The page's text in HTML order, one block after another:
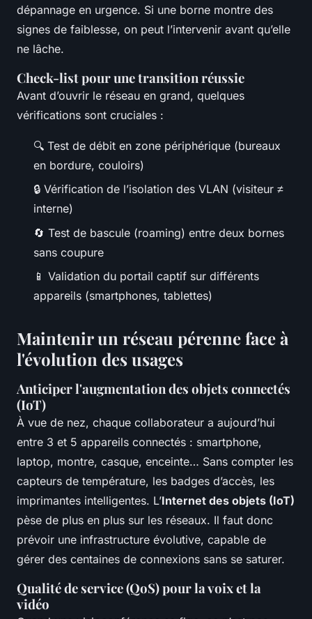
dépannage en urgence. Si une borne montre des
signes de faiblesse, on peut l’intervenir avant qu’elle
ne lâche.
Check-list pour une transition réussie
Avant d’ouvrir le réseau en grand, quelques
vérifications sont cruciales :
🔍 Test de débit en zone périphérique (bureaux
en bordure, couloirs)
🔒 Vérification de l’isolation des VLAN (visiteur ≠
interne)
🔄 Test de bascule (roaming) entre deux bornes
sans coupure
📱 Validation du portail captif sur différents
appareils (smartphones, tablettes)
Maintenir un réseau pérenne face à
l'évolution des usages
Anticiper l'augmentation des objets connectés
(IoT)
À vue de nez, chaque collaborateur a aujourd’hui
entre 3 et 5 appareils connectés : smartphone,
laptop, montre, casque, enceinte… Sans compter les
capteurs de température, les badges d’accès, les
imprimantes intelligentes. L’Internet des objets (IoT)
pèse de plus en plus sur les réseaux. Il faut donc
prévoir une infrastructure évolutive, capable de
gérer des centaines de connexions sans se saturer.
Qualité de service (QoS) pour la voix et la
vidéo